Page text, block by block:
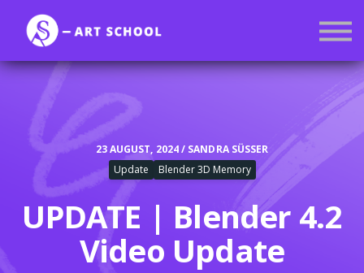
Mitgliedschaft
Anmelden
Registrieren
23 AUGUST, 2024 / SANDRA SÜSSER
Update
Blender 3D Memory
UPDATE | Blender 4.2
Video Update